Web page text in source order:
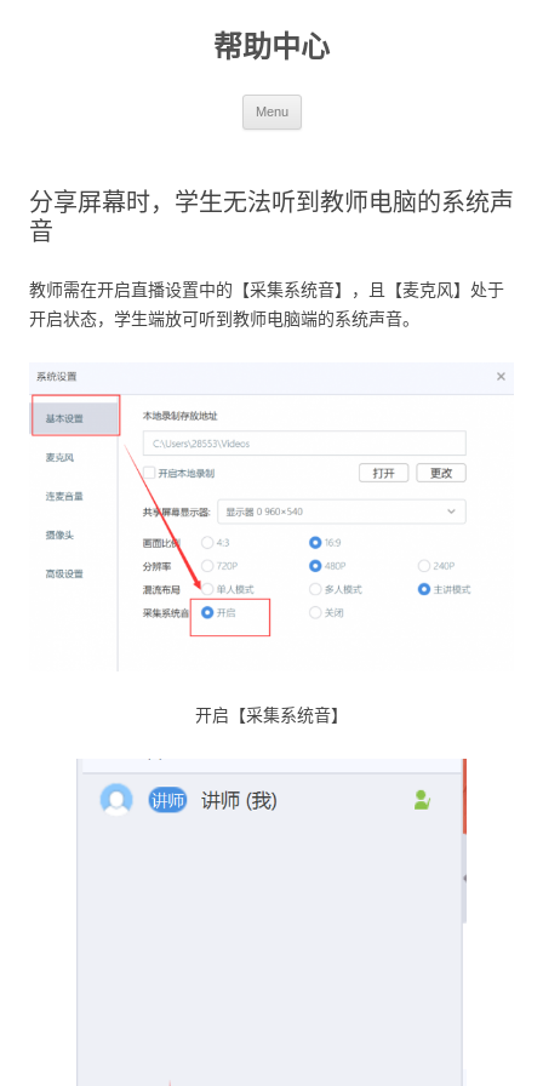
帮助中心
Menu
分享屏幕时，学生无法听到教师电脑的系统声
音
教师需在开启直播设置中的【采集系统音】，且【麦克风】处于
开启状态，学生端放可听到教师电脑端的系统声音。
开启【采集系统音】